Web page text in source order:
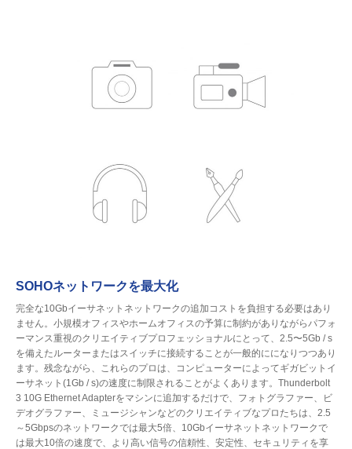
SOHOネットワークを最大化
完全な10Gbイーサネットネットワークの追加コストを負担する必要はあり
ません。小規模オフィスやホームオフィスの予算に制約がありながらパフォ
ーマンス重視のクリエイティブプロフェッショナルにとって、2.5〜5Gb / s
を備えたルーターまたはスイッチに接続することが一般的にになりつつあり
ます。残念ながら、これらのプロは、コンピューターによってギガビットイ
ーサネット(1Gb / s)の速度に制限されることがよくあります。Thunderbolt
3 10G Ethernet Adapterをマシンに追加するだけで、フォトグラファー、ビ
デオグラファー、ミュージシャンなどのクリエイティブなプロたちは、2.5
～5Gbpsのネットワークでは最大5倍、10Gbイーサネットネットワークで
は最大10倍の速度で、より高い信号の信頼性、安定性、セキュリティを享